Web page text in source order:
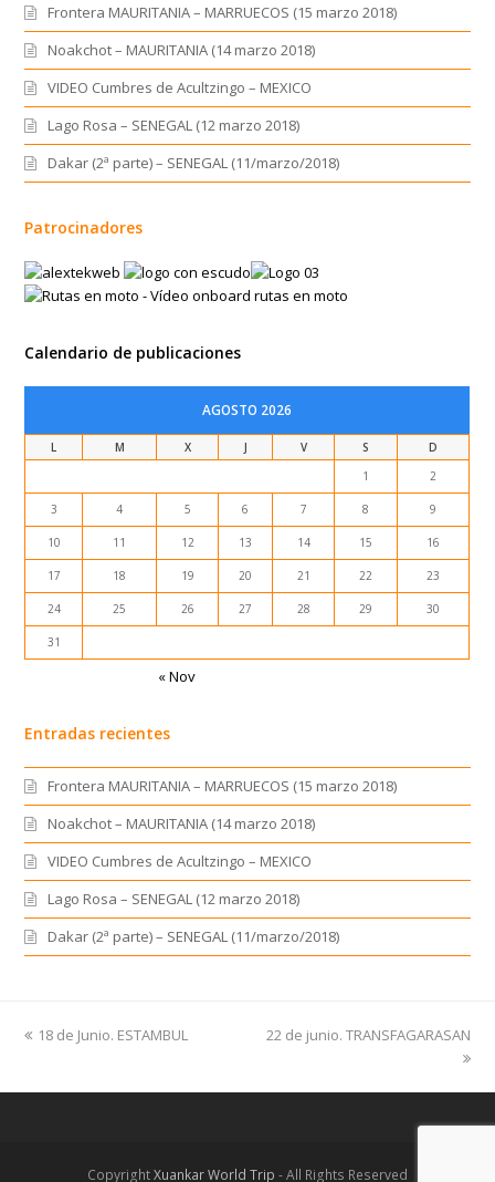
Frontera MAURITANIA – MARRUECOS (15 marzo 2018)
Noakchot – MAURITANIA (14 marzo 2018)
VIDEO Cumbres de Acultzingo – MEXICO
Lago Rosa – SENEGAL (12 marzo 2018)
Dakar (2ª parte) – SENEGAL (11/marzo/2018)
Patrocinadores
Calendario de publicaciones
AGOSTO 2026
L M X J V S
D
1
2
3 4 5 6 7 8 9
10 11 12 13 14 15 16
17 18 19 20 21 22 23
24 25 26 27 28 29 30
31
« Nov
Entradas recientes
Frontera MAURITANIA – MARRUECOS (15 marzo 2018)
Noakchot – MAURITANIA (14 marzo 2018)
VIDEO Cumbres de Acultzingo – MEXICO
Lago Rosa – SENEGAL (12 marzo 2018)
Dakar (2ª parte) – SENEGAL (11/marzo/2018)
previous
18 de Junio. ESTAMBUL
next
22 de junio. TRANSFAGARASAN
CopyrightXuankar World Trip - All Rights Reserved